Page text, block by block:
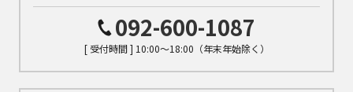
092-600-1087
[ 受付時間 ] 10:00～18:00（年末年始除く）